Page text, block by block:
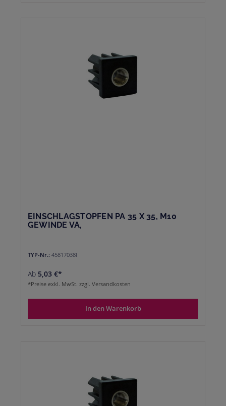
EINSCHLAGSTOPFEN PA 35 X 35, M10
GEWINDE VA,
TYP-Nr.: 45817038I
Ab 5,03 €*
*Preise exkl. MwSt. zzgl. Versandkosten
In den Warenkorb